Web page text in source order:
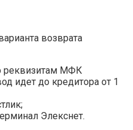
возврата
реквизитам МФК
идет до кредитора от 1
Элекснет.